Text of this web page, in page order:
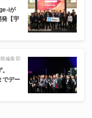
iが
【宇
編集部
でデー